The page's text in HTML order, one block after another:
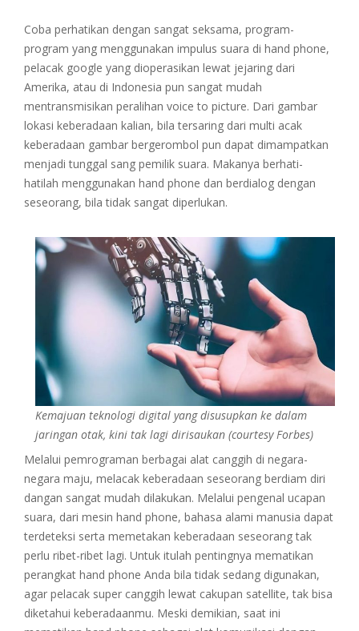
Coba perhatikan dengan sangat seksama, program-
program yang menggunakan impulus suara di hand phone,
pelacak google yang dioperasikan lewat jejaring dari
Amerika, atau di Indonesia pun sangat mudah
mentransmisikan peralihan voice to picture. Dari gambar
lokasi keberadaan kalian, bila tersaring dari multi acak
keberadaan gambar bergerombol pun dapat dimampatkan
menjadi tunggal sang pemilik suara. Makanya berhati-
hatilah menggunakan hand phone dan berdialog dengan
seseorang, bila tidak sangat diperlukan.
Kemajuan teknologi digital yang disusupkan ke dalam
jaringan otak, kini tak lagi dirisaukan (courtesy Forbes)
Melalui pemrograman berbagai alat canggih di negara-
negara maju, melacak keberadaan seseorang berdiam diri
dangan sangat mudah dilakukan. Melalui pengenal ucapan
suara, dari mesin hand phone, bahasa alami manusia dapat
terdeteksi serta memetakan keberadaan seseorang tak
perlu ribet-ribet lagi. Untuk itulah pentingnya mematikan
perangkat hand phone Anda bila tidak sedang digunakan,
agar pelacak super canggih lewat cakupan satellite, tak bisa
diketahui keberadaanmu. Meski demikian, saat ini